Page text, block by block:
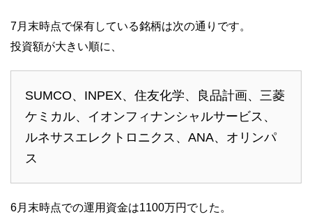
7月末時点で保有している銘柄は次の通りです。
投資額が大きい順に、
SUMCO、INPEX、住友化学、良品計画、三菱
ケミカル、イオンフィナンシャルサービス、
ルネサスエレクトロニクス、ANA、オリンパ
ス
6月末時点での運用資金は1100万円でした。